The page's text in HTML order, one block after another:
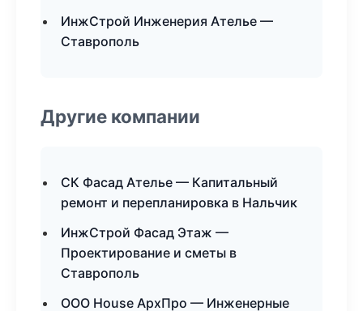
ИнжСтрой Инженерия Ателье —
Ставрополь
Другие компании
СК Фасад Ателье — Капитальный
ремонт и перепланировка в Нальчик
ИнжСтрой Фасад Этаж —
Проектирование и сметы в
Ставрополь
ООО House АрхПро — Инженерные